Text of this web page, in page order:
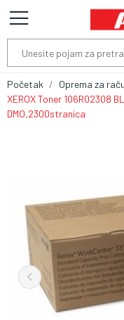
Početak Oprema za
XEROX Toner 106R02308
DMO,2300stranica